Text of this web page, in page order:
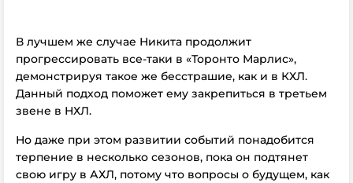
В лучшем же случае Никита продолжит
прогрессировать все-таки в «Торонто Марлис»,
демонстрируя такое же бесстрашие, как и в КХЛ.
Данный подход поможет ему закрепиться в третьем
звене в НХЛ.
Но даже при этом развитии событий понадобится
терпение в несколько сезонов, пока он подтянет
свою игру в АХЛ, потому что вопросы о будущем, как